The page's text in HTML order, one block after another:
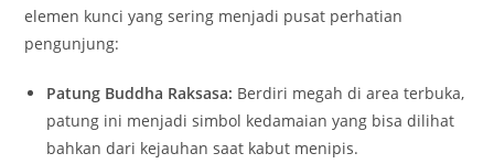
elemen kunci yang sering menjadi pusat perhatian
pengunjung:
Patung Buddha Raksasa: Berdiri megah di area terbuka,
patung ini menjadi simbol kedamaian yang bisa dilihat
bahkan dari kejauhan saat kabut menipis.